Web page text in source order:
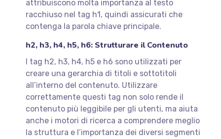
attribuiscono molta importanza al testo
racchiuso nel tag h1, quindi assicurati che
contenga la parola chiave principale.
h2, h3, h4, h5, h6: Strutturare il Contenuto
I tag h2, h3, h4, h5 e h6 sono utilizzati per
creare una gerarchia di titoli e sottotitoli
all’interno del contenuto. Utilizzare
correttamente questi tag non solo rende il
contenuto più leggibile per gli utenti, ma aiuta
anche i motori di ricerca a comprendere meglio
la struttura e l’importanza dei diversi segmenti